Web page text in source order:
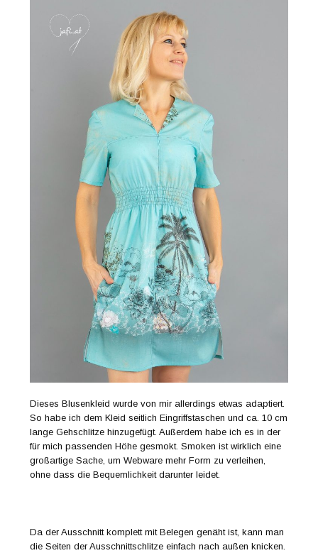
Dieses Blusenkleid wurde von mir allerdings etwas adaptiert.
So habe ich dem Kleid seitlich Eingriffstaschen und ca. 10 cm
lange Gehschlitze hinzugefügt. Außerdem habe ich es in der
für mich passenden Höhe gesmokt. Smoken ist wirklich eine
großartige Sache, um Webware mehr Form zu verleihen,
ohne dass die Bequemlichkeit darunter leidet.
Da der Ausschnitt komplett mit Belegen genäht ist, kann man
die Seiten der Ausschnittschlitze einfach nach außen knicken.